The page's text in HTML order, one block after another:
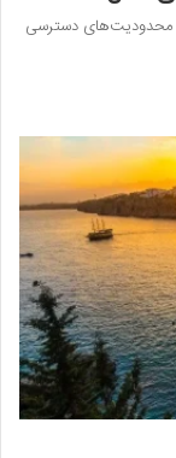
محدودیت‌های دسترسی